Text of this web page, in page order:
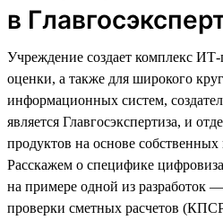
в
Учреждение создает комплекс
оценки, а также для широкого
информационных систем,
является Главгосэкспертиза, и
продуктов на основе
Расскажем о специфике
на примере одной из разработок
проверки сметных расчетов